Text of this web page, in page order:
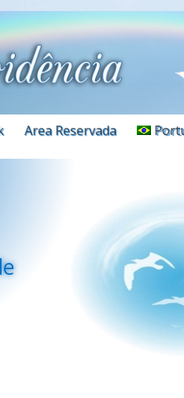
Area Reservada